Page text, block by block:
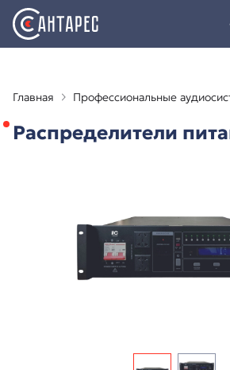
Главная Профессиональные
Распределители